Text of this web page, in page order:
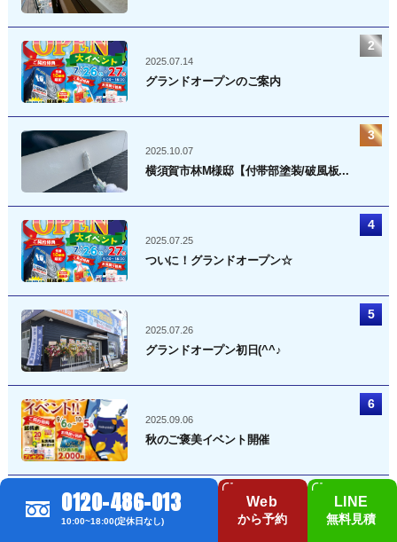
2025.07.14
グランドオープンのご案内
2025.10.07
横須賀市林M様邸【付帯部塗装/破風板...
2025.07.25
ついに！グランドオープン☆
2025.07.26
グランドオープン初日(^^♪
2025.09.06
秋のご褒美イベント開催
2025.09.02
横須賀市公郷町Y様邸【外壁塗装/上塗...
0120-486-013
10:00~18:00(定休日なし)
Web
から予約
LINE
無料見積